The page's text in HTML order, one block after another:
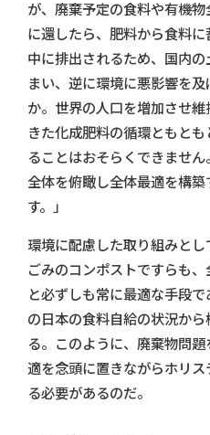
が、廃棄予定の食料や有機
に還したら、肥料から食料
中に排出されるため、国内
まい、逆に環境に悪影響を
か。世界の人口を増加させ
きた化成肥料の循環ともと
ることはおそらくできませ
全体を俯瞰し全体最適を構
す。」
環境に配慮した取り組みと
ごみのコンポストですらも
と必ずしも常に最適な手段
の日本の食料自給の状況か
る。このように、廃棄物問
適を念頭に置きながらホリ
る必要があるのだ。